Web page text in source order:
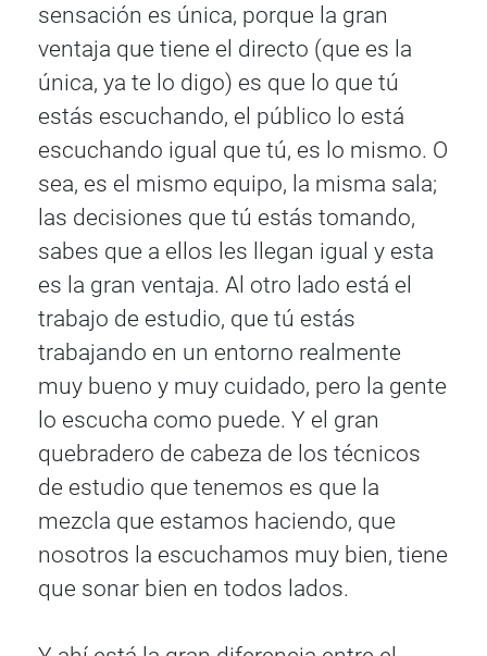
sensación es única, porque la gran
ventaja que tiene el directo (que es la
única, ya te lo digo) es que lo que tú
estás escuchando, el público lo está
escuchando igual que tú, es lo mismo. O
sea, es el mismo equipo, la misma sala;
las decisiones que tú estás tomando,
sabes que a ellos les llegan igual y esta
es la gran ventaja. Al otro lado está el
trabajo de estudio, que tú estás
trabajando en un entorno realmente
muy bueno y muy cuidado, pero la gente
lo escucha como puede. Y el gran
quebradero de cabeza de los técnicos
de estudio que tenemos es que la
mezcla que estamos haciendo, que
nosotros la escuchamos muy bien, tiene
que sonar bien en todos lados.